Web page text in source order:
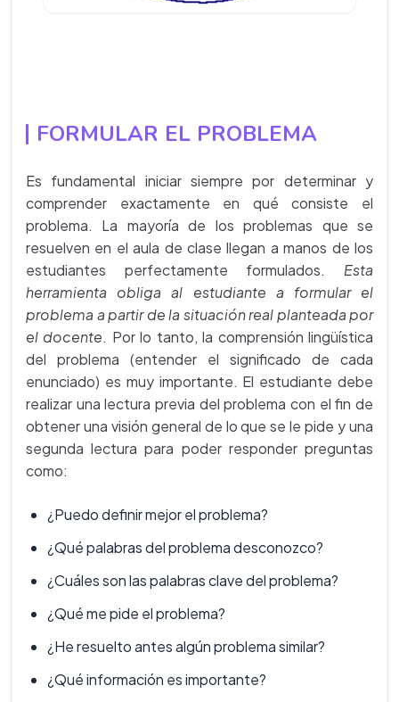
FORMULAR EL PROBLEMA
Es fundamental iniciar siempre por determinar y
comprender exactamente en qué consiste el
problema. La mayoría de los problemas que se
resuelven en el aula de clase llegan a manos de los
estudiantes perfectamente formulados. Esta
herramienta obliga al estudiante a formular el
problema a partir de la situación real planteada por
el docente. Por lo tanto, la comprensión lingüística
del problema (entender el significado de cada
enunciado) es muy importante. El estudiante debe
realizar una lectura previa del problema con el fin de
obtener una visión general de lo que se le pide y una
segunda lectura para poder responder preguntas
como:
¿Puedo definir mejor el problema?
¿Qué palabras del problema desconozco?
¿Cuáles son las palabras clave del problema?
¿Qué me pide el problema?
¿He resuelto antes algún problema similar?
¿Qué información es importante?